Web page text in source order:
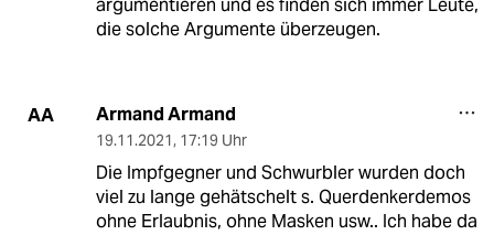
argumentieren und es finden sich immer Leute,
die solche Argumente überzeugen.
AA Armand Armand
19.11.2021, 17:19 Uhr
Die Impfgegner und Schwurbler wurden doch
viel zu lange gehätschelt s. Querdenkerdemos
ohne Erlaubnis, ohne Masken usw.. Ich habe da